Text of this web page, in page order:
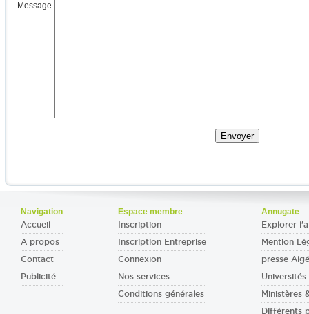
Message
Navigation
Accueil
A propos
Contact
Publicité
Espace membre
Inscription
Inscription Entreprise
Connexion
Nos services
Conditions générales
Annugate
Explorer
Mention
presse
Ministères
Différents